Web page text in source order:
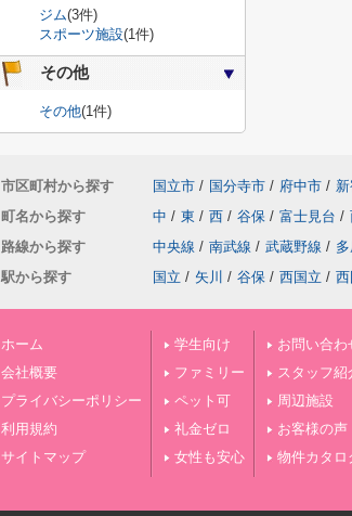
ジム(3件)
スポーツ施設(1件)
その他
その他(1件)
市区町村から探す 国立市 / 国分寺市 / 府中市 /
町名から探す
中 / 東 / 西 / 谷保 / 富士見台 /
路線から探す
中央線 / 南武線 / 武蔵野線 /
駅から探す
国立 / 矢川 / 谷保 / 西国立 /
ホーム
会社概要
プライバシーポリシー
利用規約
サイトマップ
学生向け
ファミリー
ペット可
礼金ゼロ
女性も安心
お問い合わ
スタッフ紹
周辺施設
お客様の声
物件カタロ